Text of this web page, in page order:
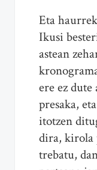
Eta
Ikusi
astean
ere ez
presaka,
itotzen
dira, kirola
trebatu,